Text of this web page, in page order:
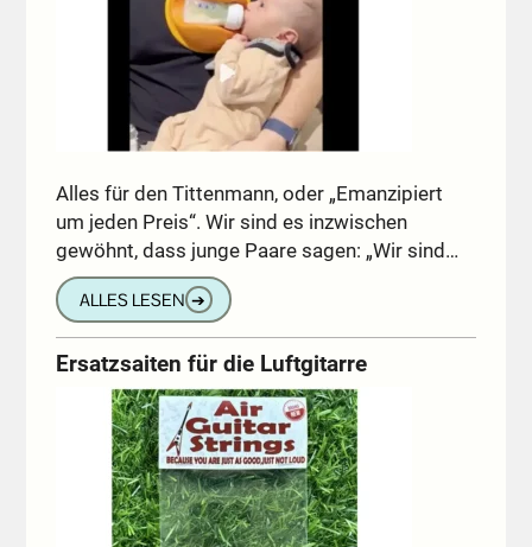
Alles für den Tittenmann, oder „Emanzipiert
um jeden Preis“. Wir sind es inzwischen
gewöhnt, dass junge Paare sagen: „Wir sind…
ALLES LESEN ➔
Ersatzsaiten für die Luftgitarre